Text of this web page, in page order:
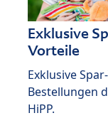
Exklusive
Vorteile
Exklusive
Bestellungen
HiPP.